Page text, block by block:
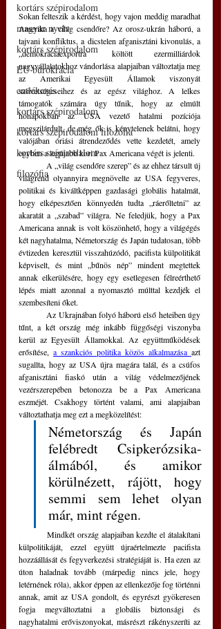
kortárs szépirodalom
magyar nyelv
kortárs szépirodalom
EU bürokrácia
emlékezés
kortárs szépirodalom
kortárs szépirodalom filozófia
kortárs szépirodalom
filozófia
Sokan felteszik a kérdést, hogy vajon meddig maradhat
Amerika a világ csendőre? Az orosz-ukrán háború, a
tajvani konfliktus, a dicstelen afganisztáni kivonulás, a
„demokráciaexportra” költött ezermilliárdok
nagyvállalatokhoz vándorlása alapjaiban változtatja meg
az Amerikai Egyesült Államok viszonyát
szövetségeseihez és az egész világhoz. A lelkes
támogatók számára úgy tűnik, hogy az elmúlt
hónapokban az USA vezető hatalmi pozíciója
megszilárdult, de még ők is kénytelenek belátni, hogy
valójában óriási átrendeződés vette kezdetét, amely
egyben a legújabb kori Pax Americana végét is jelenti.
világrend olyannyira megnövelte az USA fegyveres,
politikai és kiváltképpen gazdasági globális hatalmát,
hogy elképesztően könnyedén tudta „ráerőltetni” az
akaratát a „szabad” világra. Ne feledjük, hogy a Pax
Americana annak is volt köszönhető, hogy a világégés
két nagyhatalma, Németország és Japán tudatosan, több
évtizeden keresztül visszahúzódó, pacifista külpolitikát
képviselt, és mint „bűnös nép” mindent megtettek
annak elkerülésére, hogy egy esetlegesen félreérthető
lépés miatt azonnal a nyomasztó múlttal kezdjék el
szembesíteni őket.
	Az Ukrajnában folyó háború első heteiben úgy
tűnt, a két ország még inkább függőségi viszonyba
kerül az Egyesült Államokkal. Az együttműködések
erősítése, a szankciós politika közös alkalmazása azt
sugallta, hogy az USA újra magára talál, és a csúfos
afganisztáni fiaskó után a világ védelmezőjének
vezérszerepében betonozza be a Pax Americana
eszméjét. Csakhogy történt valami, ami alapjaiban
változtathatja meg ezt a megközelítést:
Németország és Japán
felébredt Csipkerózsika-
álmából, és amikor
körülnézett, rájött, hogy
semmi sem lehet olyan
már, mint régen.
külpolitikáját, ezzel együtt újraértelmezte pacifista
hozzáállását és fegyverkezési stratégiáját is. Ha ezen az
úton haladnak tovább (márpedig nincs jele, hogy
letérnének róla), akkor éppen az ellenkezője fog történni
annak, amit az USA gondolt, és egyrészt gyökeresen
fogja megváltoztatni a globális biztonsági és
nagyhatalmi erőviszonyokat, másrészt rákényszeríti az